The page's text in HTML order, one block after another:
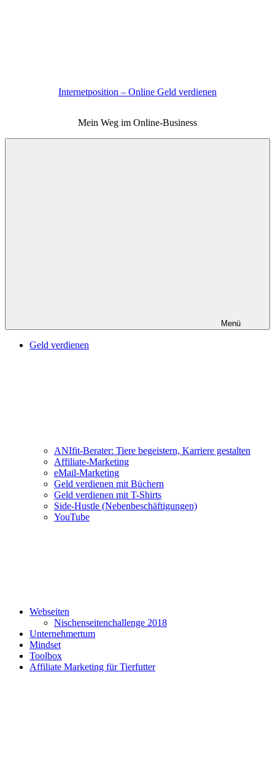
Internetposition – Online Geld verdienen
Mein Weg im Online-Business
Menü
Geld verdienen
ANIfit-Berater: Tiere begeistern, Karriere gestalten
Affiliate-Marketing
eMail-Marketing
Geld verdienen mit Büchern
Geld verdienen mit T-Shirts
Side-Hustle (Nebenbeschäftigungen)
YouTube
Webseiten
Nischenseitenchallenge 2018
Unternehmertum
Mindset
Toolbox
Affiliate Marketing für Tierfutter